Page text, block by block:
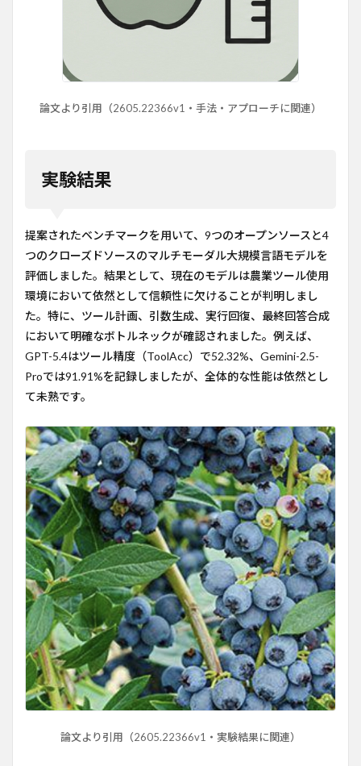
論文より引用（2605.22366v1・手法・アプローチに関連）
実験結果
提案されたベンチマークを用いて、9つのオープンソースと4
つのクローズドソースのマルチモーダル大規模言語モデルを
評価しました。結果として、現在のモデルは農業ツール使用
環境において依然として信頼性に欠けることが判明しまし
た。特に、ツール計画、引数生成、実行回復、最終回答合成
において明確なボトルネックが確認されました。例えば、
GPT-5.4はツール精度（ToolAcc）で52.32%、Gemini-2.5-
Proでは91.91%を記録しましたが、全体的な性能は依然とし
て未熟です。
論文より引用（2605.22366v1・実験結果に関連）